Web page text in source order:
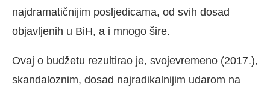
najdramatičnijim posljedicama, od svih dosad
objavljenih u BiH, a i mnogo šire.
Ovaj o budžetu rezultirao je, svojevremeno (2017.),
skandaloznim, dosad najradikalnijim udarom na